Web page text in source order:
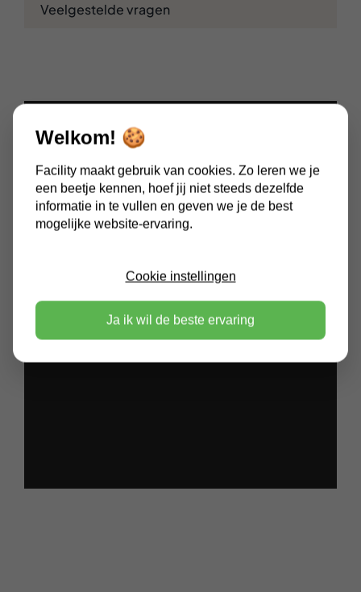
Veelgestelde vragen
Welkom! 🍪
Facility maakt gebruik van cookies. Zo leren we je
een beetje kennen, hoef jij niet steeds dezelfde
informatie in te vullen en geven we je de best
mogelijke website-ervaring.
Cookie instellingen
Ja ik wil de beste ervaring